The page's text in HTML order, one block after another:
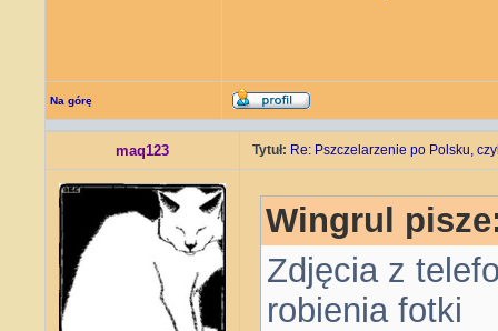
Na górę
maq123 Tytuł: Re: Pszczelarzenie po Polsku,
Wingrul
Zdjęcia z
robienia fotki